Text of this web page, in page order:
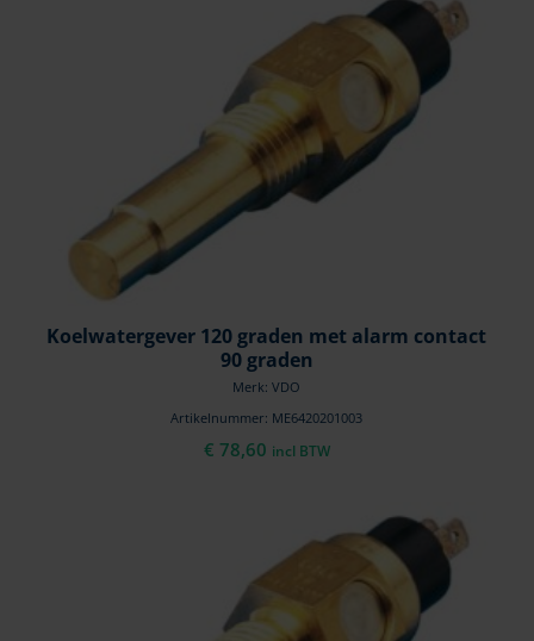
Koelwatergever 120 graden met alarm contact
90 graden
Merk: VDO
Artikelnummer: ME6420201003
€ 78,60 incl BTW